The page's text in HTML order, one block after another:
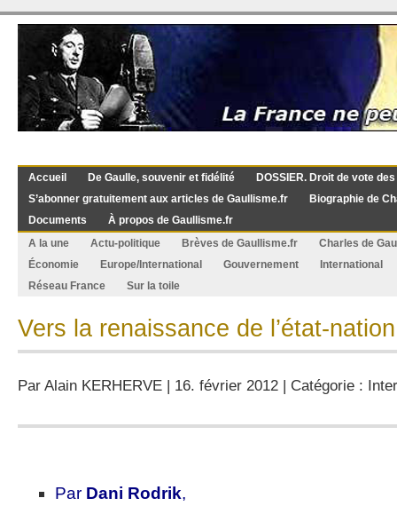
Accueil De Gaulle, souvenir et fidélité
DOSSIER. Droit de vote
S’abonner gratuitement aux articles de Gaullisme.fr
Biographie de
Documents
À propos de Gaullisme.fr
A la une
Actu-politique Brèves de Gaullisme.fr
Charles de
Économie
Europe/International Gouvernement
International
Réseau France
Sur la toile
Vers la renaissance de l’état-nation
Par Alain KERHERVE | 16. février 2012 | Catégorie :
Par Dani Rodrik,